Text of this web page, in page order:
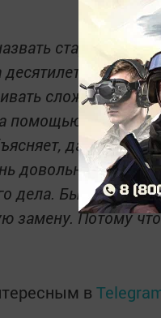
старейшиной
сложные
помощью. Никому
дает
довольны
дела. Было бы
замену. Потому
в